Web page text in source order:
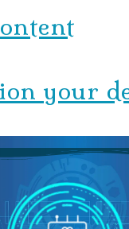
your